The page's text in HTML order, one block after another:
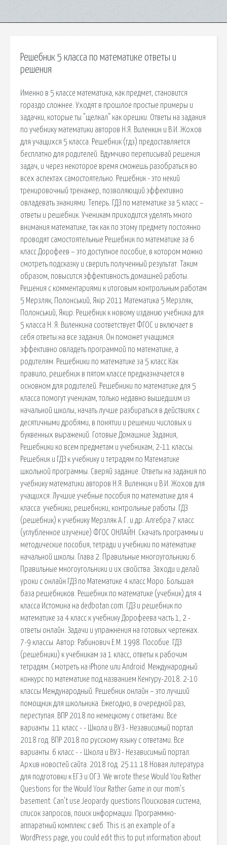
Решебник 5 класса по математике ответы и
решения
Именно в 5 классе математика, как предмет, становится
гораздо сложнее. Уходят в прошлое простые примеры и
задачки, которые ты "щелкал" как орешки. Ответы на задания
по учебнику математики авторов Н.Я. Виленкин и В.И. Жохов
для учащихся 5 класса. Решебник (гдз) предоставляется
бесплатно для родителей. Вдумчиво переписывай решения
задач, и через некоторое время сможешь разобраться во
всех аспектах самостоятельно. Решебник - это некий
тренировочный тренажер, позволяющий эффективно
овладевать знаниями. Теперь. ГДЗ по математике за 5 класс –
ответы и решебник. Ученикам приходится уделять много
внимания математике, так как по этому предмету постоянно
проводят самостоятельные Решебник по математике за 6
класс Дорофеев – это доступное пособие, в котором можно
смотреть подсказку и сверить полученный результат. Таким
образом, повысится эффективность домашней работы.
Решения с комментариями к итоговым контрольным работам
5 Мерзляк, Полонський, Якір 2011 Математика 5 Мерзляк,
Полонський, Якир. Решебник к новому изданию учебника для
5 класса Н. Я. Виленкина соответствует ФГОС и включает в
себя ответы на все задания. Он поможет учащимся
эффективно овладеть программой по математике, а
родителям. Решебники по математике за 5 класс Как
правило, решебник в пятом классе предназначается в
основном для родителей. Решебники по математике для 5
класса помогут ученикам, только недавно вышедшим из
начальной школы, начать лучше разбираться в действиях с
десятичными дробями, в понятии и решении числовых и
буквенных выражений. Готовые Домашние Задания,
Решебники ко всем предметам и учебникам, 2-11 классы.
Решебник и ГДЗ к учебнику и тетрадям по Математике
школьной программы. Сверяй задание. Ответы на задания по
учебнику математики авторов Н.Я. Виленкин и В.И. Жохов для
учащихся. Лучшие учебные пособия по математике для 4
класса: учебники, решебники, контрольные работы. ГДЗ
(решебник) к учебнику Мерзляк А.Г. и др. Алгебра 7 класс
(углубленное изучение) ФГОС ОНЛАЙН. Скачать программы и
методические пособия, тетради и учебники по математике
начальной школы. Глава 2. Правильные многоугольники 6.
Правильные многоугольники и их свойства. Заходи и делай
уроки с онлайн ГДЗ по Математике 4 класс Моро. Большая
база решебников. Решебник по математике (учебник) для 4
класса Истомина на dedbotan.com. ГДЗ и решебник по
математике за 4 класс к учебнику Дорофеева часть 1, 2 -
ответы онлайн. Задачи и упражнения на готовых чертежах.
7-9 классы. Автор: Рабинович Е.М. 1998. Пособие. ГДЗ
(решебники) к учебникам за 1 класс, ответы к рабочим
тетрадям. Смотреть на iPhone или Android. Международный
конкурс по математике под названием Кенгуру-2018. 2-10
классы Международный. Решебник онлайн – это лучший
помощник для школьника. Ежегодно, в очередной раз,
переступая. ВПР 2018 по немецкому с ответами. Все
варианты. 11 класс - - Школа и ВУЗ - Независимый портал
2018 год. ВПР 2018 по русскому языку с ответами. Все
варианты. 6 класс - - Школа и ВУЗ - Независимый портал.
Архив новостей сайта. 2018 год. 25.11.18 Новая литература
для подготовки к ЕГЭ и ОГЭ. We wrote these Would You Rather
Questions for the Would Your Rather Game in our mom’s
basement. Can’t use Jeopardy questions Поисковая сиcтема,
список запросов, поиск информации. Программно-
аппаратный комплекс с веб. This is an example of a
WordPress page, you could edit this to put information about